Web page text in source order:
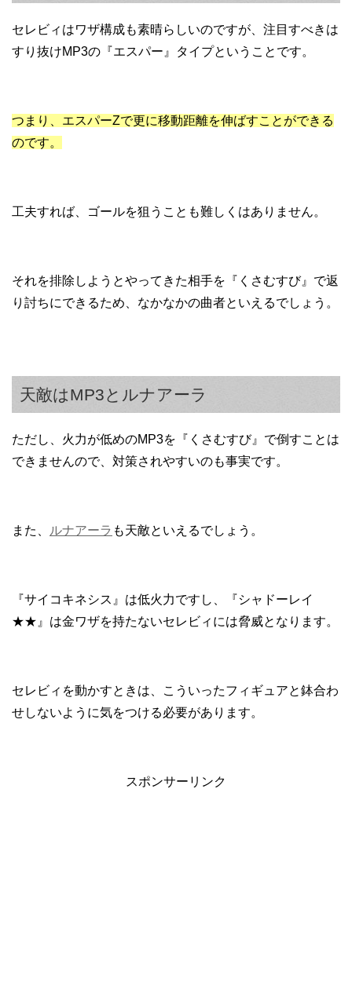
セレビィはワザ構成も素晴らしいのですが、注目すべきは
すり抜けMP3の『エスパー』タイプということです。
つまり、エスパーZで更に移動距離を伸ばすことができる
のです。
工夫すれば、ゴールを狙うことも難しくはありません。
それを排除しようとやってきた相手を『くさむすび』で返
り討ちにできるため、なかなかの曲者といえるでしょう。
天敵はMP3とルナアーラ
ただし、火力が低めのMP3を『くさむすび』で倒すことは
できませんので、対策されやすいのも事実です。
また、 ルナアーラ も天敵といえるでしょう。
『サイコキネシス』は低火力ですし、『シャドーレイ
★★』は金ワザを持たないセレビィには脅威となります。
セレビィを動かすときは、こういったフィギュアと鉢合わ
せしないように気をつける必要があります。
スポンサーリンク